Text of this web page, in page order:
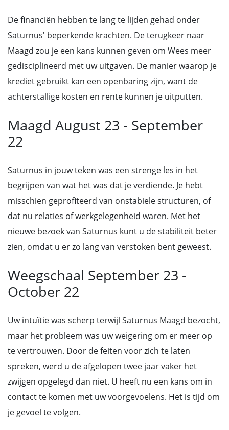
De financiën hebben te lang te lijden gehad onder
Saturnus' beperkende krachten. De terugkeer naar
Maagd zou je een kans kunnen geven om Wees meer
gedisciplineerd met uw uitgaven. De manier waarop je
krediet gebruikt kan een openbaring zijn, want de
achterstallige kosten en rente kunnen je uitputten.
Maagd August 23 - September
22
Saturnus in jouw teken was een strenge les in het
begrijpen van wat het was dat je verdiende. Je hebt
misschien geprofiteerd van onstabiele structuren, of
dat nu relaties of werkgelegenheid waren. Met het
nieuwe bezoek van Saturnus kunt u de stabiliteit beter
zien, omdat u er zo lang van verstoken bent geweest.
Weegschaal September 23 -
October 22
Uw intuïtie was scherp terwijl Saturnus Maagd bezocht,
maar het probleem was uw weigering om er meer op
te vertrouwen. Door de feiten voor zich te laten
spreken, werd u de afgelopen twee jaar vaker het
zwijgen opgelegd dan niet. U heeft nu een kans om in
contact te komen met uw voorgevoelens. Het is tijd om
je gevoel te volgen.